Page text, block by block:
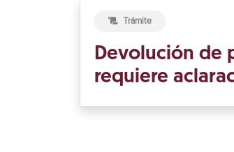
Trámite
Devolución de
requiere